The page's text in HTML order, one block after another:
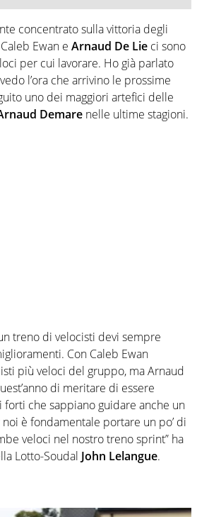
concentrato sulla vittoria degli
Ewan e Arnaud De Lie ci sono
per cui lavorare. Ho già parlato
l’ora che arrivino le prossime
uno dei maggiori artefici delle
Demare nelle ultime stagioni.
treno di velocisti devi sempre
Con Caleb Ewan
più veloci del gruppo, ma Arnaud
di meritare di essere
che sappiano guidare anche un
è fondamentale portare un po’ di
veloci nel nostro treno sprint” ha
Lotto-Soudal John Lelangue.